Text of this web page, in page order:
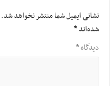
نشانی ایمیل شما منتشر نخواهد شد.
شده‌اند*
دیدگاه*